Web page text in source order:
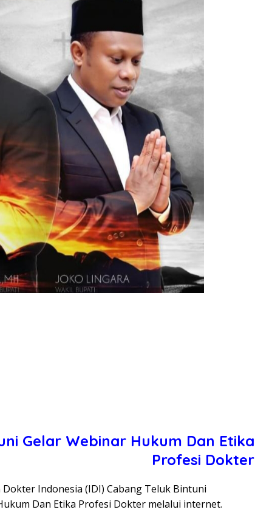
Gelar Webinar Hukum Dan Etika
Profesi Dokter
Indonesia (IDI) Cabang Teluk Bintuni
Dan Etika Profesi Dokter melalui internet.